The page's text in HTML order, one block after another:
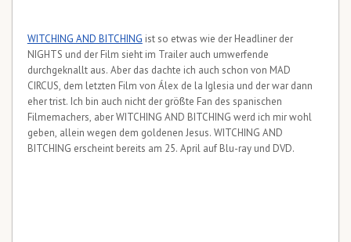
WITCHING AND BITCHING ist so etwas wie der Headliner der
NIGHTS und der Film sieht im Trailer auch umwerfende
durchgeknallt aus. Aber das dachte ich auch schon von MAD
CIRCUS, dem letzten Film von Álex de la Iglesia und der war dann
eher trist. Ich bin auch nicht der größte Fan des spanischen
Filmemachers, aber WITCHING AND BITCHING werd ich mir wohl
geben, allein wegen dem goldenen Jesus. WITCHING AND
BITCHING erscheint bereits am 25. April auf Blu-ray und DVD.